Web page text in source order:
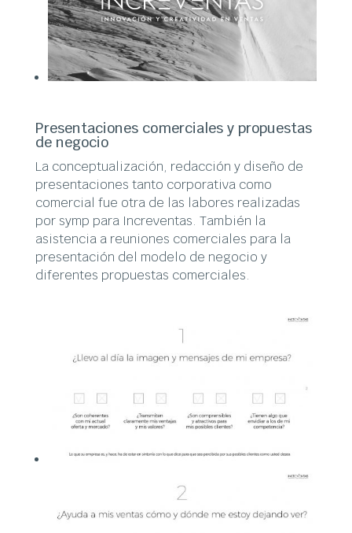
Presentaciones comerciales y propuestas
de negocio
La conceptualización, redacción y diseño de
presentaciones tanto corporativa como
comercial fue otra de las labores realizadas
por symp para Increventas. También la
asistencia a reuniones comerciales para la
presentación del modelo de negocio y
diferentes propuestas comerciales.